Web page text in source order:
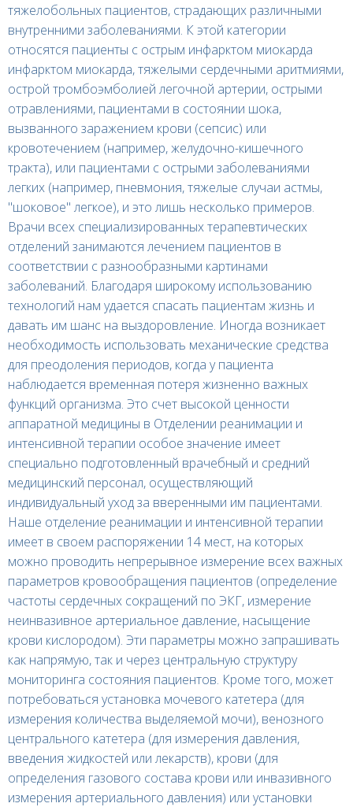
тяжелобольных пациентов, страдающих различными
внутренними заболеваниями. К этой категории
относятся пациенты с острым инфарктом миокарда
инфарктом миокарда, тяжелыми сердечными аритмиями,
острой тромбоэмболией легочной артерии, острыми
отравлениями, пациентами в состоянии шока,
вызванного заражением крови (сепсис) или
кровотечением (например, желудочно-кишечного
тракта), или пациентами с острыми заболеваниями
легких (например, пневмония, тяжелые случаи астмы,
"шоковое" легкое), и это лишь несколько примеров.
Врачи всех специализированных терапевтических
отделений занимаются лечением пациентов в
соответствии с разнообразными картинами
заболеваний. Благодаря широкому использованию
технологий нам удается спасать пациентам жизнь и
давать им шанс на выздоровление. Иногда возникает
необходимость использовать механические средства
для преодоления периодов, когда у пациента
наблюдается временная потеря жизненно важных
функций организма. Это счет высокой ценности
аппаратной медицины в Отделении реанимации и
интенсивной терапии особое значение имеет
специально подготовленный врачебный и средний
медицинский персонал, осуществляющий
индивидуальный уход за вверенными им пациентами.
Наше отделение реанимации и интенсивной терапии
имеет в своем распоряжении 14 мест, на которых
можно проводить непрерывное измерение всех важных
параметров кровообращения пациентов (определение
частоты сердечных сокращений по ЭКГ, измерение
неинвазивное артериальное давление, насыщение
крови кислородом). Эти параметры можно запрашивать
как напрямую, так и через центральную структуру
мониторинга состояния пациентов. Кроме того, может
потребоваться установка мочевого катетера (для
измерения количества выделяемой мочи), венозного
центрального катетера (для измерения давления,
введения жидкостей или лекарств), крови (для
определения газового состава крови или инвазивного
измерения артериального давления) или установки